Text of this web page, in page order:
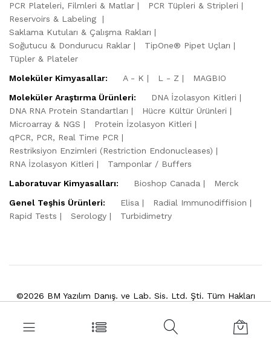
PCR Plateleri, Filmleri & Matlar
PCR Tüpleri & Stripleri
Reservoirs & Labeling
Saklama Kutuları & Çalışma Rakları
Soğutucu & Dondurucu Raklar
TipOne® Pipet Uçları
Tüpler & Plateler
Moleküler Kimyasallar:
A - K L - Z
MAGBIO
Moleküler Araştırma Ürünleri:
DNA İzolasyon Kitleri
DNA RNA Protein Standartları
Hücre Kültür Ürünleri
Microarray & NGS
Protein İzolasyon Kitleri
qPCR, PCR, Real Time PCR
Restriksiyon Enzimleri (Restriction Endonucleases)
RNA İzolasyon Kitleri
Tamponlar / Buffers
Laboratuvar Kimyasalları:
Bioshop Canada
Merck
Genel Teşhis Ürünleri:
Elisa
Radial Immunodiffision
Rapid Tests
Serology Turbidimetry
©2026 BM Yazılım Danış. ve Lab. Sis. Ltd. Şti. Tüm Hakları
Powered by
VitaSoft